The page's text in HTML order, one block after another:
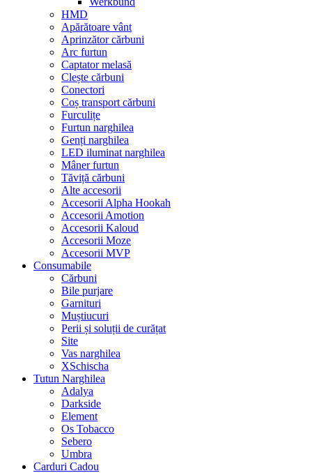
HMD
Apărătoare vânt
Aprinzător cărbuni
Arc furtun
Captator melasă
Clește cărbuni
Conectori
Coș transport cărbuni
Furculițe
Furtun narghilea
Genți narghilea
LED iluminat narghilea
Mâner furtun
Tăviță cărbuni
Alte accesorii
Accesorii Alpha Hookah
Accesorii Amotion
Accesorii Kaloud
Accesorii Moze
Accesorii MVP
Consumabile
Cărbuni
Bile purjare
Garnituri
Muștiucuri
Perii și soluții de curățat
Site
Vas narghilea
XSchischa
Tutun Narghilea
Adalya
Darkside
Element
Os Tobacco
Sebero
Umbra
Carduri Cadou